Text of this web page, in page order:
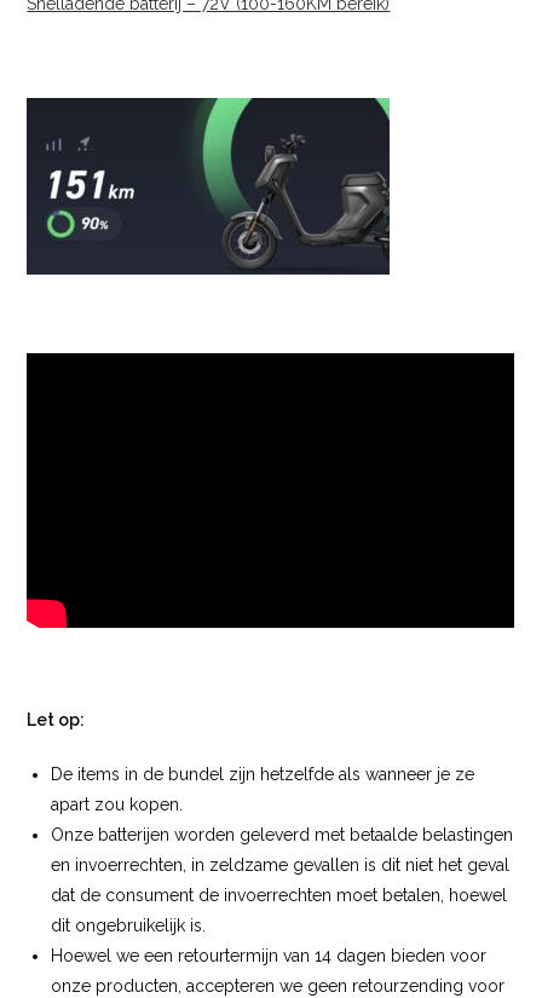
Let op:
De items in de bundel zijn hetzelfde als wanneer je ze
apart zou kopen.
Onze batterijen worden geleverd met betaalde belastingen
en invoerrechten, in zeldzame gevallen is dit niet het geval
dat de consument de invoerrechten moet betalen, hoewel
dit ongebruikelijk is.
Hoewel we een retourtermijn van 14 dagen bieden voor
onze producten, accepteren we geen retourzending voor